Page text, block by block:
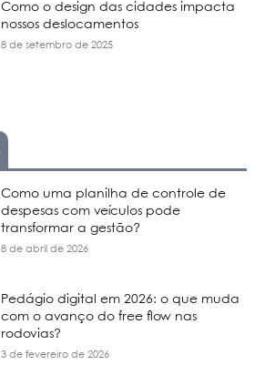
Como o design das cidades impacta
nossos deslocamentos
8 de setembro de 2025
Como uma planilha de controle de
despesas com veículos pode
transformar a gestão?
8 de abril de 2026
Pedágio digital em 2026: o que muda
com o avanço do free flow nas
rodovias?
3 de fevereiro de 2026